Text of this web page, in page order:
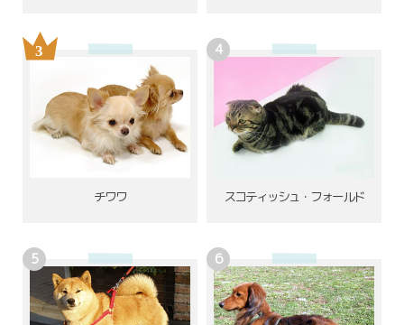
チワワ スコティッシュ・フォールド